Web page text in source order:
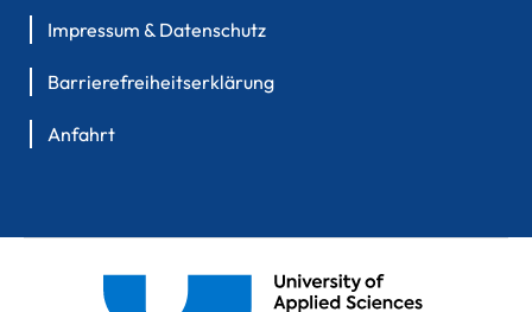
Impressum & Datenschutz
Barrierefreiheitserklärung
Anfahrt